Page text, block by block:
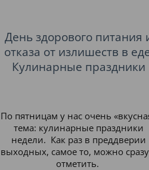
День здорового питания
отказа от излишеств в
Кулинарные праздники
По пятницам у нас очень
тема: кулинарные праздники
недели. Как раз в преддверии
выходных, самое то, можно
отметить.